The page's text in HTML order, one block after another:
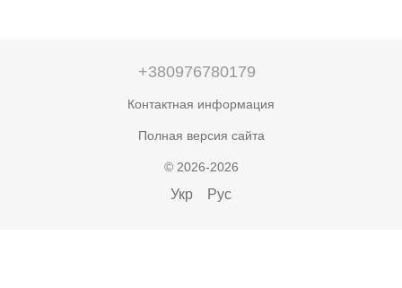
+380976780179
Контактная информация
Полная версия сайта
© 2026-2026
Укр Рус